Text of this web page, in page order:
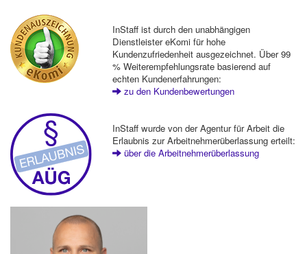
InStaff ist durch den unabhängigen
Dienstleister eKomi für hohe
Kundenzufriedenheit ausgezeichnet. Über 99
% Weiterempfehlungsrate basierend auf
echten Kundenerfahrungen:
zu den Kundenbewertungen
InStaff wurde von der Agentur für Arbeit die
Erlaubnis zur Arbeitnehmerüberlassung erteilt:
über die Arbeitnehmerüberlassung